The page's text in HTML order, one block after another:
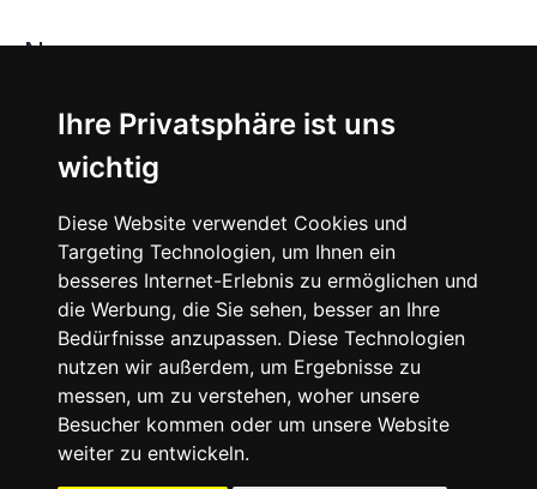
Ihre Privatsphäre ist uns
wichtig
Diese Website verwendet Cookies und
Targeting Technologien, um Ihnen ein
besseres Internet-Erlebnis zu ermöglichen und
die Werbung, die Sie sehen, besser an Ihre
Bedürfnisse anzupassen. Diese Technologien
nutzen wir außerdem, um Ergebnisse zu
messen, um zu verstehen, woher unsere
Besucher kommen oder um unsere Website
weiter zu entwickeln.
News
About
Instagram
Facebook
© 2024 SNEAKERᴰᴱ, All rights reserved.
Impressum Datenschutz